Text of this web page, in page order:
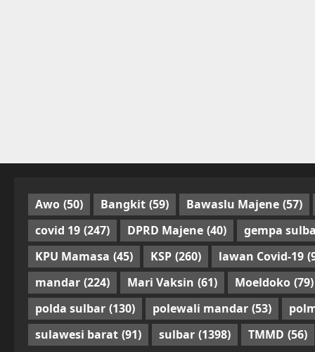
Awo (50) Bangkit (59) Bawaslu Majene (57)
covid 19 (247) DPRD Majene (40)
gempa
KPU Mamasa (45) KSP (260) lawan Covid-19
mandar (224) Mari Vaksin (61) Moeldoko (79)
polda sulbar (130) polewali mandar (53)
sulawesi barat (91) sulbar (1398) TMMD (56)